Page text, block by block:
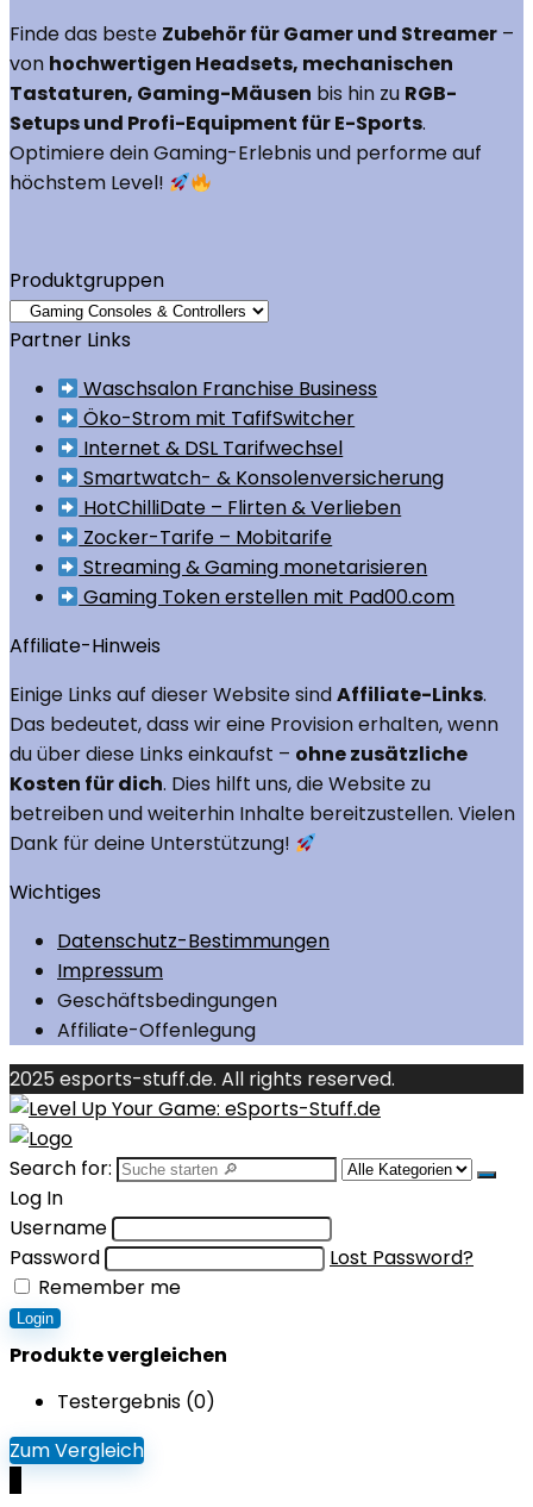
Finde das beste Zubehör für Gamer und Streamer –
von hochwertigen Headsets, mechanischen
Tastaturen, Gaming-Mäusen bis hin zu RGB-
Setups und Profi-Equipment für E-Sports.
Optimiere dein Gaming-Erlebnis und performe auf
höchstem Level!
Produktgruppen
Partner Links
Waschsalon Franchise Business
Öko-Strom mit TafifSwitcher
Internet & DSL Tarifwechsel
Smartwatch- & Konsolenversicherung
HotChilliDate – Flirten & Verlieben
Zocker-Tarife – Mobitarife
Streaming & Gaming monetarisieren
Gaming Token erstellen mit Pad00.com
Affiliate-Hinweis
Einige Links auf dieser Website sindAffiliate-Links.
Das bedeutet, dass wir eine Provision erhalten, wenn
du über diese Links einkaufst – ohne zusätzliche
Kosten für dich. Dies hilft uns, die Website zu
betreiben und weiterhin Inhalte bereitzustellen. Vielen
Dank für deine Unterstützung!
Wichtiges
Datenschutz-Bestimmungen
Impressum
Geschäftsbedingungen
Affiliate-Offenlegung
2025 esports-stuff.de. All rights reserved.
Search for:
Log In
Username
Password
Lost Password?
Remember me
Login
Produkte vergleichen
Testergebnis (0)
Zum Vergleich